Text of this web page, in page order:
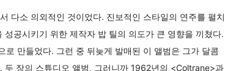
다소 의외적인 것이었다. 진보적인 스타일의 연주를 펼치
공시키기 위한 제작자 밥 틸의 의도가 큰 영향을 끼쳤다.
만들었다. 그런 중 뒤늦게 발매된 이 앨범은 그가 달콤
두 장의 스튜디오 앨범, 그러니까 1962년의 <Coltrane>과